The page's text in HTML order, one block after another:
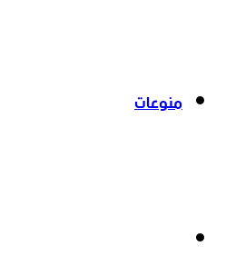
منوعات